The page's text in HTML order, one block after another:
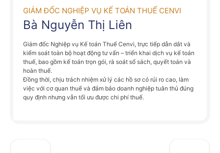
GIÁM ĐỐC NGHIỆP VỤ KẾ TOÁN THUẾ CENVI
Bà Nguyễn Thị Liên
Giám đốc Nghiệp vụ Kế toán Thuế Cenvi, trực tiếp dẫn dắt và
kiểm soát toàn bộ hoạt động tư vấn – triển khai dịch vụ kế toán
thuế, bao gồm kế toán trọn gói, rà soát sổ sách, quyết toán và
hoàn thuế.
Đồng thời, chịu trách nhiệm xử lý các hồ sơ có rủi ro cao, làm
việc với cơ quan thuế và đảm bảo doanh nghiệp tuân thủ đúng
quy định nhưng vẫn tối ưu được chi phí thuế.